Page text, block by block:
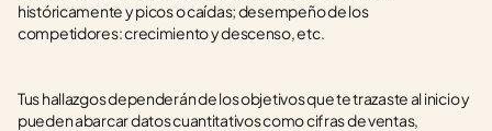
históricamente y picos o caídas; desempeño de los
competidores: crecimiento y descenso, etc.
Tus hallazgos dependerán de los objetivos que te trazaste al inicio y
pueden abarcar datos cuantitativos como cifras de ventas,